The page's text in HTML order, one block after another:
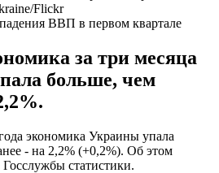
Flickr
ВВП в первом квартале
за три месяца
больше, чем
экономика Украины упала
- на 2,2% (+0,2%). Об этом
статистики.